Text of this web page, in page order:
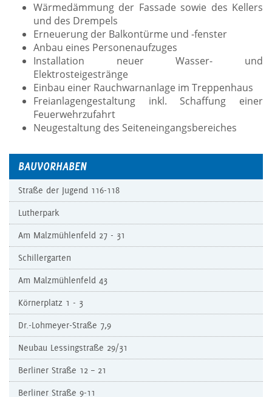
Wärmedämmung der Fassade sowie des Kellers
und des Drempels
Erneuerung der Balkontürme und -fenster
Anbau eines Personenaufzuges
Installation neuer Wasser- und
Elektrosteigestränge
Einbau einer Rauchwarnanlage im Treppenhaus
Freianlagengestaltung inkl. Schaffung einer
Feuerwehrzufahrt
Neugestaltung des Seiteneingangsbereiches
BAUVORHABEN
Straße der Jugend 116-118
Lutherpark
Am Malzmühlenfeld 27 - 31
Schillergarten
Am Malzmühlenfeld 43
Körnerplatz 1 - 3
Dr.-Lohmeyer-Straße 7,9
Neubau Lessingstraße 29/31
Berliner Straße 12 – 21
Berliner Straße 9-11